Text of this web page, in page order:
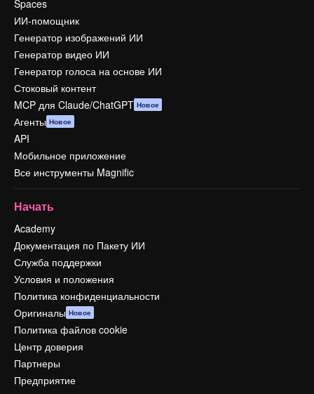
Spaces
ИИ-помощник
Генератор изображений ИИ
Генератор видео ИИ
Генератор голоса на основе ИИ
Стоковый контент
MCP для Claude/ChatGPT Новое
Агенты Новое
API
Мобильное приложение
Все инструменты Magnific
Начать
Academy
Документация по Пакету ИИ
Служба поддержки
Условия и положения
Политика конфиденциальности
Оригиналы Новое
Политика файлов cookie
Центр доверия
Партнеры
Предприятие